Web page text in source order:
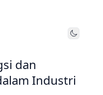
Toggle
dan
Industri